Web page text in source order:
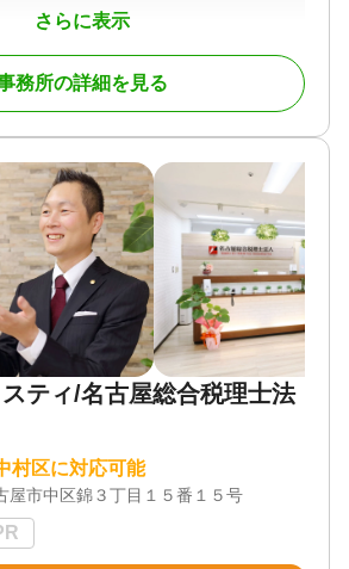
さらに表示
/ 相続財産調査 / 相続登記 / 相続放
族信託 / 相続手続き / 銀行手続き /
調査 / 相続トラブル（弁護士相談）
務所の詳細を見る
ティ/名古屋総合税理士法
村区に対応可能
屋市中区錦３丁目１５番１５号